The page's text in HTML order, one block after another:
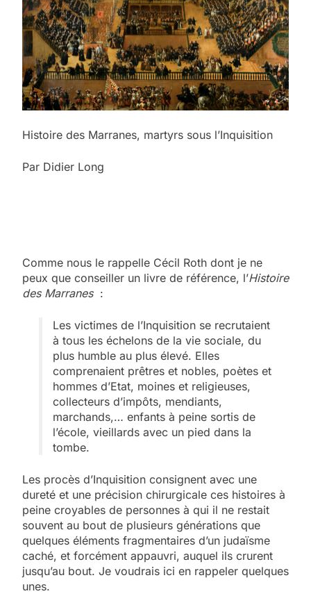
Histoire des Marranes, martyrs sous l’Inquisition
Par Didier Long
Comme nous le rappelle Cécil Roth dont je ne
peux que conseiller un livre de référence, l’Histoire
des Marranes:
Les victimes de l’Inquisition se recrutaient
à tous les échelons de la vie sociale, du
plus humble au plus élevé. Elles
comprenaient prêtres et nobles, poètes et
hommes d’Etat, moines et religieuses,
collecteurs d’impôts, mendiants,
marchands,… enfants à peine sortis de
l’école, vieillards avec un pied dans la
tombe.
Les procès d’Inquisition consignent avec une
dureté et une précision chirurgicale ces histoires à
peine croyables de personnes à qui il ne restait
souvent au bout de plusieurs générations que
quelques éléments fragmentaires d’un judaïsme
caché, et forcément appauvri, auquel ils crurent
jusqu’au bout. Je voudrais ici en rappeler quelques
unes.